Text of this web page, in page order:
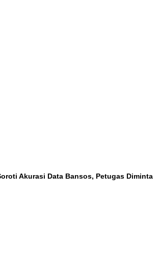
Akurasi Data Bansos, Petugas Diminta